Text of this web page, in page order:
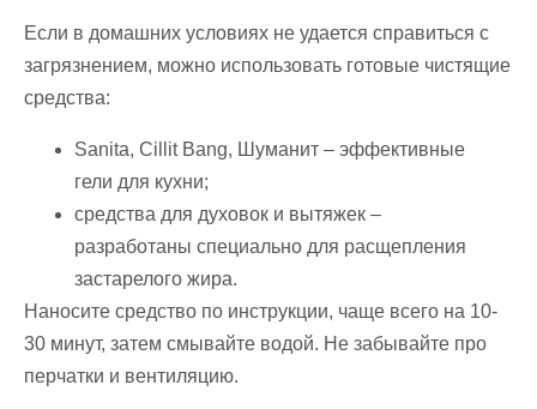
Если в домашних условиях не удается справиться с
загрязнением, можно использовать готовые чистящие
средства:
Sanita, Cillit Bang, Шуманит – эффективные
гели для кухни;
средства для духовок и вытяжек –
разработаны специально для расщепления
застарелого жира.
Наносите средство по инструкции, чаще всего на 10-
30 минут, затем смывайте водой. Не забывайте про
перчатки и вентиляцию.